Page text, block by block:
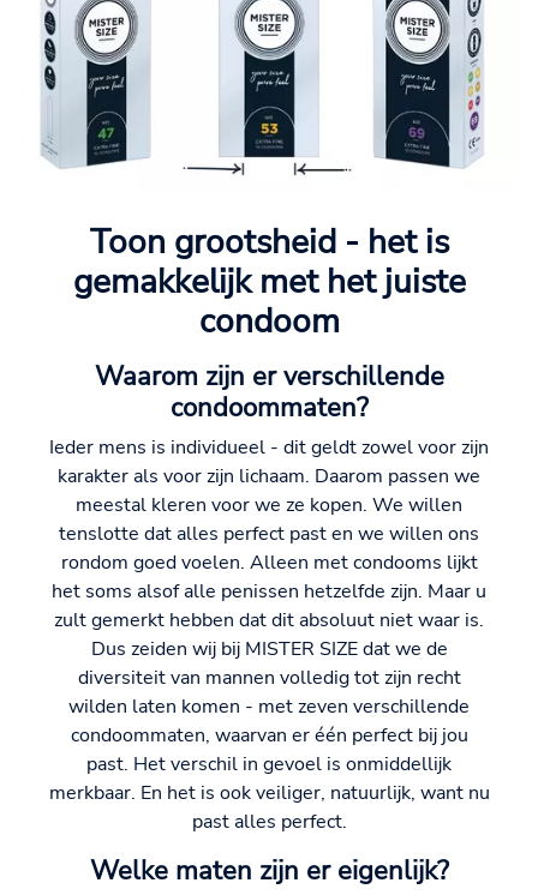
Toon grootsheid - het is
gemakkelijk met het juiste
condoom
Waarom zijn er verschillende
condoommaten?
Ieder mens is individueel - dit geldt zowel voor zijn
karakter als voor zijn lichaam. Daarom passen we
meestal kleren voor we ze kopen. We willen
tenslotte dat alles perfect past en we willen ons
rondom goed voelen. Alleen met condooms lijkt
het soms alsof alle penissen hetzelfde zijn. Maar u
zult gemerkt hebben dat dit absoluut niet waar is.
Dus zeiden wij bij MISTER SIZE dat we de
diversiteit van mannen volledig tot zijn recht
wilden laten komen - met zeven verschillende
condoommaten, waarvan er één perfect bij jou
past. Het verschil in gevoel is onmiddellijk
merkbaar. En het is ook veiliger, natuurlijk, want nu
past alles perfect.
Welke maten zijn er eigenlijk?